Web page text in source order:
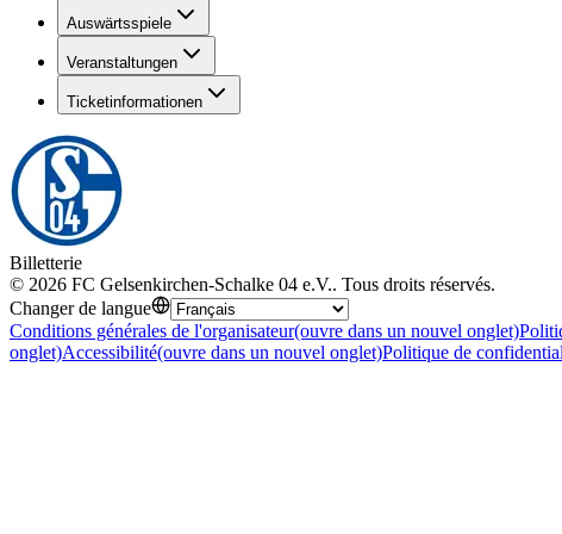
Auswärtsspiele
Veranstaltungen
Ticketinformationen
Billetterie
© 2026 FC Gelsenkirchen-Schalke 04 e.V.. Tous droits réservés.
Changer de langue
Conditions générales de l'organisateur(ouvre dans un nouvel onglet)
onglet)Accessibilité(ouvre dans un nouvel onglet)Politique de